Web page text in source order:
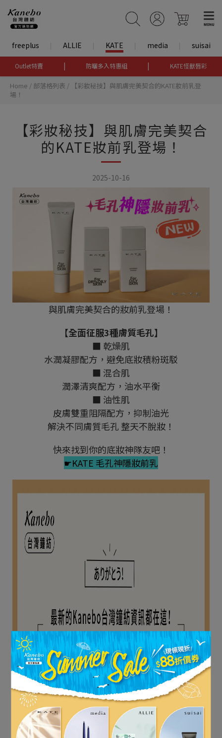
freeplus ALLIE KATE media suisai
Outlet特賣 | 防曬多入特惠組 | KATE怪獸唇彩
立即購買
Home / 部落格列表 /
【彩妝秘技】與肌膚完美契合的KATE妝前乳登
場！
【彩妝秘技】與肌膚完美契合
的KATE妝前乳登場！
2025-10-16
與肌膚完美契合的妝前乳登場！
【全面征服3種膚質毛孔】
■ 乾燥肌
水潤凝膠配方，避免底妝積粉斑駁
■ 混合肌
潤澤清爽配方，油水平衡
■ 油性肌
皮膚雙重阻隔配方，抑制油光
解決不同膚質毛孔 整天不脫妝！
快來找到你的底妝神隊友吧！
☛KATE 毛孔神隱妝前乳